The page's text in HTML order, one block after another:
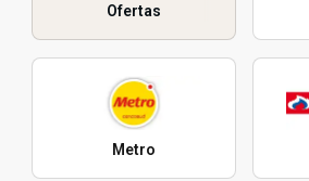
Ofertas
Metro